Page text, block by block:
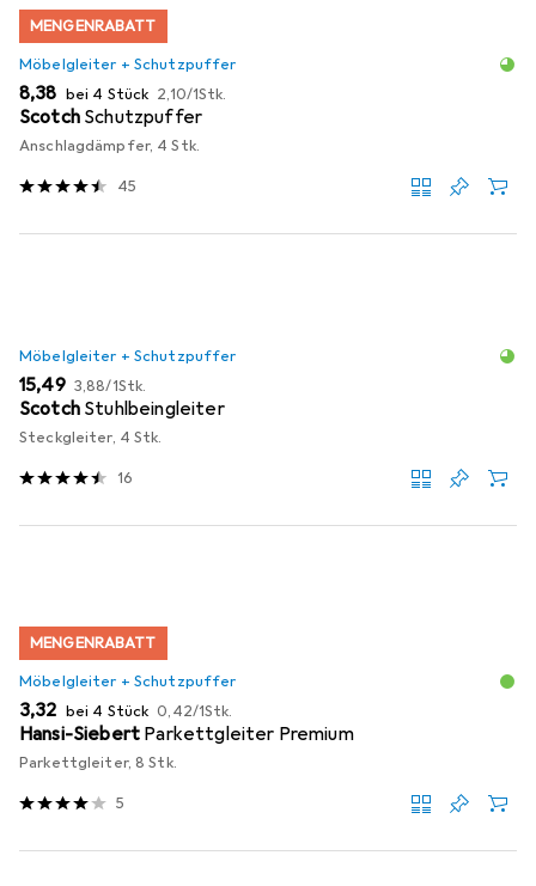
MENGENRABATT
Möbelgleiter + Schutzpuffer
EUR
8,38 bei 4 Stück EUR
2,10/1Stk.
Scotch Schutzpuffer
Anschlagdämpfer, 4 Stk.
45
Möbelgleiter + Schutzpuffer
EUR
15,49 EUR
3,88/1Stk.
Scotch Stuhlbeingleiter
Steckgleiter, 4 Stk.
16
MENGENRABATT
Möbelgleiter + Schutzpuffer
EUR
3,32 bei 4 Stück EUR
0,42/1Stk.
Hansi-Siebert Parkettgleiter Premium
Parkettgleiter, 8 Stk.
5